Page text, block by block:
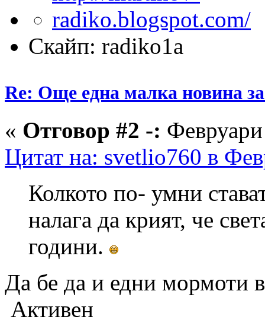
Скайп: radiko1a
Re: Още една малка новина
« Отговор #2 -:
Цитат на: svetlio760 в
Колкото по- умни
налага да крият, че
години.
Да бе да и едни мормоти
Активен